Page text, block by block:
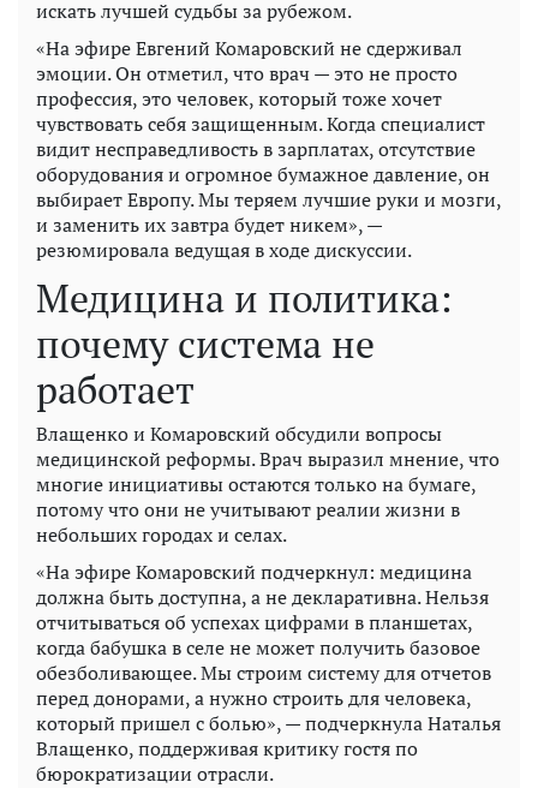
искать лучшей судьбы за рубежом.
«На эфире Евгений Комаровский не сдерживал
эмоции. Он отметил, что врач — это не просто
профессия, это человек, который тоже хочет
чувствовать себя защищенным. Когда специалист
видит несправедливость в зарплатах, отсутствие
оборудования и огромное бумажное давление, он
выбирает Европу. Мы теряем лучшие руки и мозги,
и заменить их завтра будет никем», —
резюмировала ведущая в ходе дискуссии.
Медицина и политика:
почему система не
работает
Влащенко и Комаровский обсудили вопросы
медицинской реформы. Врач выразил мнение, что
многие инициативы остаются только на бумаге,
потому что они не учитывают реалии жизни в
небольших городах и селах.
«На эфире Комаровский подчеркнул: медицина
должна быть доступна, а не декларативна. Нельзя
отчитываться об успехах цифрами в планшетах,
когда бабушка в селе не может получить базовое
обезболивающее. Мы строим систему для отчетов
перед донорами, а нужно строить для человека,
который пришел с болью», — подчеркнула Наталья
Влащенко, поддерживая критику гостя по
бюрократизации отрасли.